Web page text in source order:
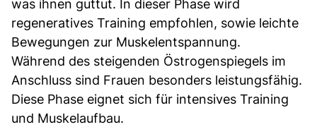
was ihnen guttut. In dieser Phase wird
regeneratives Training empfohlen, sowie leichte
Bewegungen zur Muskelentspannung.
Während des steigenden Östrogenspiegels im
Anschluss sind Frauen besonders leistungsfähig.
Diese Phase eignet sich für intensives Training
und Muskelaufbau.